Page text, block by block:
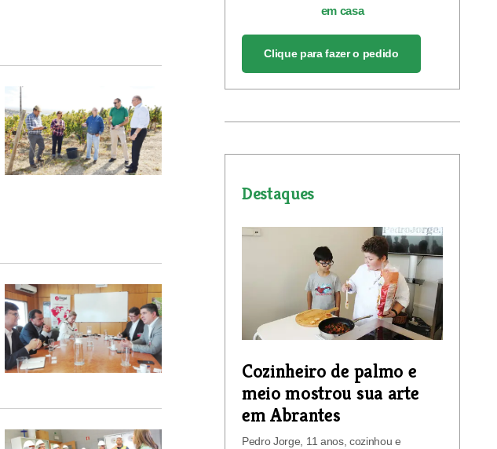
em casa
Clique para fazer o pedido
Destaques
Cozinheiro de palmo e
meio mostrou sua arte
em Abrantes
Pedro Jorge, 11 anos, cozinhou e